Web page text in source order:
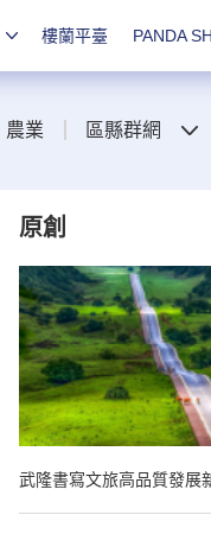
樓蘭平臺 PANDA
農業 區縣群網
原創
武隆書寫文旅高品質發展